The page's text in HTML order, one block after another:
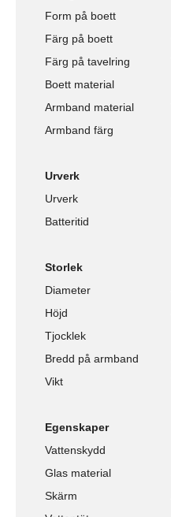
Form på boett
Färg på boett
Färg på tavelring
Boett material
Armband material
Armband färg
Urverk
Urverk
Batteritid
Storlek
Diameter
Höjd
Tjocklek
Bredd på armband
Vikt
Egenskaper
Vattenskydd
Glas material
Skärm